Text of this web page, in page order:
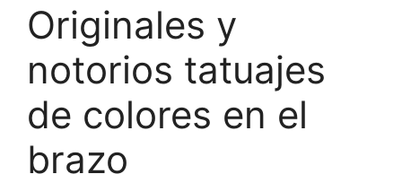
Originales y
notorios tatuajes
de colores en el
brazo